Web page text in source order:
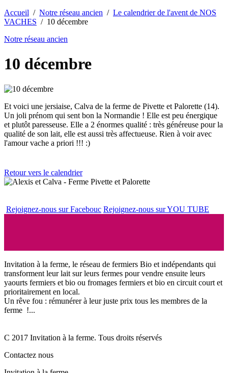
Accueil / Notre réseau ancien / Le calendrier de l'avent de NOS
VACHES / 10 décembre
Notre réseau ancien
10 décembre
Et voici une jersiaise, Calva de la ferme de Pivette et Palorette (14).
Un joli prénom qui sent bon la Normandie ! Elle est peu énergique
et plutôt paresseuse. Elle a 2 énormes qualité : très généreuse pour la
qualité de son lait, elle est aussi très affectueuse. Rien à voir avec
l'amour vache a priori !!! :)
Retour vers le calendrier
Rejoignez-nous sur Facebouc Rejoignez-nous sur YOU TUBE
Invitation à la ferme, le réseau de fermiers Bio et indépendants qui
transforment leur lait sur leurs fermes pour vendre ensuite leurs
yaourts fermiers et bio ou fromages fermiers et bio en circuit court et
prioritairement en local.
Un rêve fou : rémunérer à leur juste prix tous les membres de la
ferme !...
C 2017 Invitation à la ferme. Tous droits réservés
Contactez nous